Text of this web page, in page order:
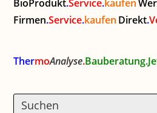
BioProdukt.Service.kaufen
Firmen.Service.kaufen Direkt.
ThermoAnalyse.